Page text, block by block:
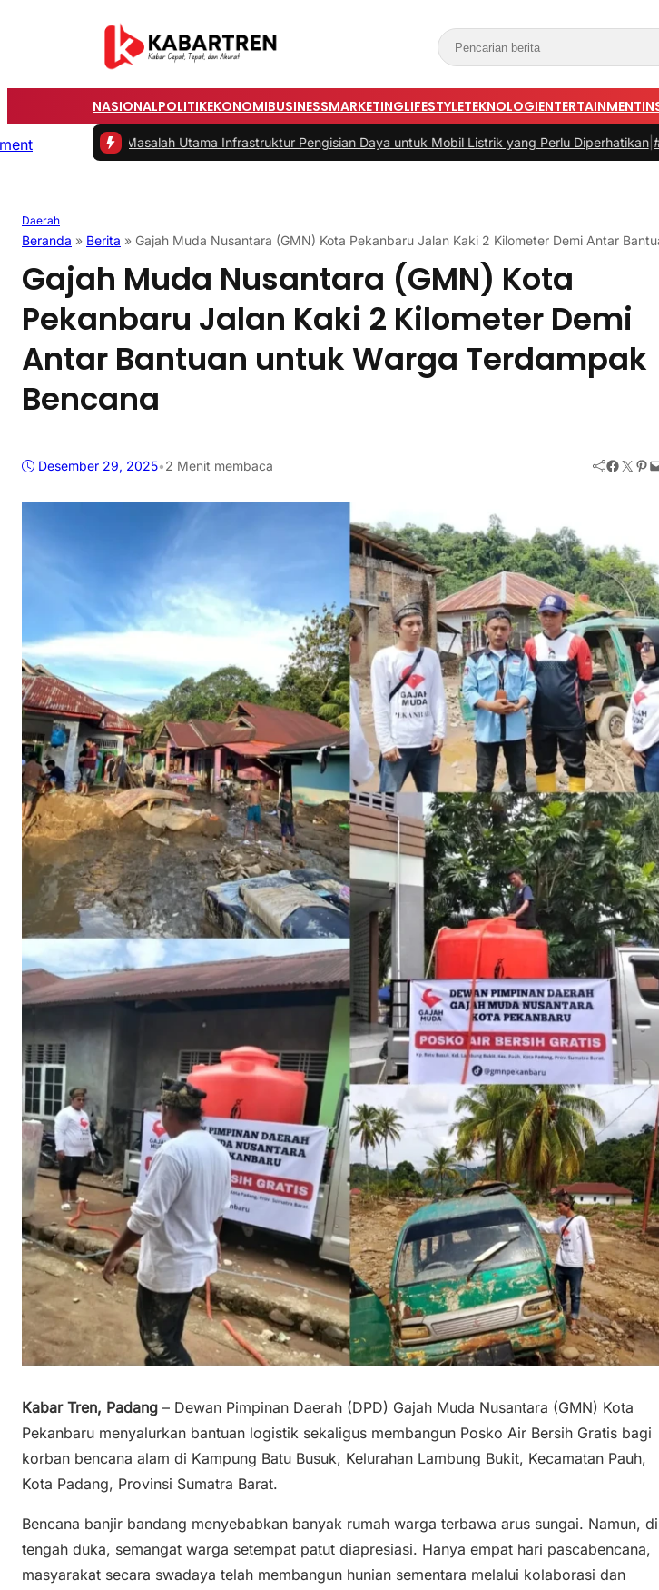
NASIONALPOLITIKEKONOMIBUSINESSMARKETINGLIFESTYLETEKNOLOGIENTERTAINMENT
-Masalah Utama Infrastruktur Pengisian Daya untuk Mobil Listrik yang Perlu Diperhatikan|#3 -Panduan
Daerah
Beranda » Berita » Gajah Muda Nusantara (GMN) Kota Pekanbaru Jalan Kaki 2 Kilometer Demi Antar
Gajah Muda Nusantara (GMN) Kota
Pekanbaru Jalan Kaki 2 Kilometer Demi
Antar Bantuan untuk Warga Terdampak
Bencana
Desember 29, 2025•2 Menit membaca Facebook Twitter Pinterest Mail
Kabar Tren, Padang – Dewan Pimpinan Daerah (DPD) Gajah Muda Nusantara (GMN) Kota
Pekanbaru menyalurkan bantuan logistik sekaligus membangun Posko Air Bersih Gratis bagi
korban bencana alam di Kampung Batu Busuk, Kelurahan Lambung Bukit, Kecamatan Pauh,
Kota Padang, Provinsi Sumatra Barat.
Bencana banjir bandang menyebabkan banyak rumah warga terbawa arus sungai. Namun, di
tengah duka, semangat warga setempat patut diapresiasi. Hanya empat hari pascabencana,
masyarakat secara swadaya telah membangun hunian sementara melalui kolaborasi dan